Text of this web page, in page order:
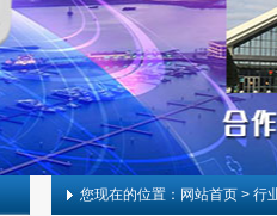
您现在的位置： 网站首页 > 行